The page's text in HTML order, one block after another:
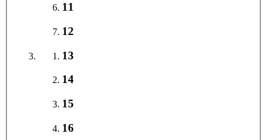
11
12
13
14
15
16